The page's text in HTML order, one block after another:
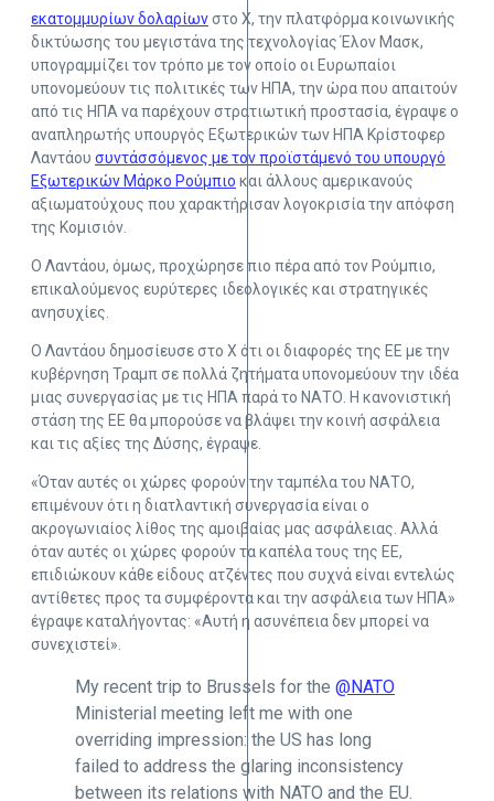
εκατομμυρίων δολαρίωνστο Χ, την πλατφόρμα κοινωνικής
δικτύωσης του μεγιστάνα της τεχνολογίας Έλον Μασκ,
υπογραμμίζει τον τρόπο με τον οποίο οι Ευρωπαίοι
υπονομεύουν τις πολιτικές των ΗΠΑ, την ώρα που απαιτούν
από τις ΗΠΑ να παρέχουν στρατιωτική προστασία, έγραψε ο
αναπληρωτής υπουργός Εξωτερικών των ΗΠΑ Κρίστοφερ
Λαντάου συντάσσόμενος με τον προϊστάμενό του υπουργό
Εξωτερικών Μάρκο Ρούμπιο και άλλους αμερικανούς
αξιωματούχους που χαρακτήρισαν λογοκρισία την απόφση
της Κομισιόν.
Ο Λαντάου, όμως, προχώρησε πιο πέρα από τον Ρούμπιο,
επικαλούμενος ευρύτερες ιδεολογικές και στρατηγικές
ανησυχίες.
Ο Λαντάου δημοσίευσε στο X ότι οι διαφορές της ΕΕ με την
κυβέρνηση Τραμπ σε πολλά ζητήματα υπονομεύουν την ιδέα
μιας συνεργασίας με τις ΗΠΑ παρά το ΝΑΤΟ. Η κανονιστική
στάση της ΕΕ θα μπορούσε να βλάψει την κοινή ασφάλεια
και τις αξίες της Δύσης, έγραψε.
«Όταν αυτές οι χώρες φορούν την ταμπέλα του ΝΑΤΟ,
επιμένουν ότι η διατλαντική συνεργασία είναι ο
ακρογωνιαίος λίθος της αμοιβαίας μας ασφάλειας. Αλλά
όταν αυτές οι χώρες φορούν τα καπέλα τους της ΕΕ,
επιδιώκουν κάθε είδους ατζέντες που συχνά είναι εντελώς
αντίθετες προς τα συμφέροντα και την ασφάλεια των ΗΠΑ»
έγραψε καταλήγοντας: «Αυτή η ασυνέπεια δεν μπορεί να
συνεχιστεί».
My recent trip to Brussels for the @NATO
Ministerial meeting left me with one
overriding impression: the US has long
failed to address the glaring inconsistency
between its relations with NATO and the EU.